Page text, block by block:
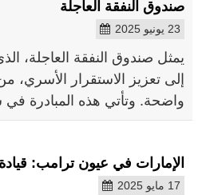
صندوق النفقة العاجلة
23 يونيو 2025
يمثل صندوق النفقة العاجلة،
إلى تعزيز الاستقرار
واضحة. وتأتي هذه المبادرة في
الإمارات في عيون ترامب:
17 مايو 2025